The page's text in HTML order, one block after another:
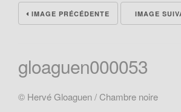
IMAGE PRÉCÉDENTE IMAGE
gloaguen000053
© Hervé Gloaguen / Chambre noire